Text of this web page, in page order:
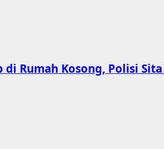
Rumah Kosong, Polisi